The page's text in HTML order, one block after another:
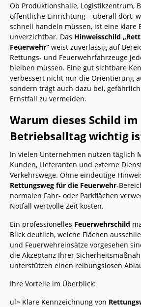
Ob Produktionshalle, Logistikzentrum,
öffentliche Einrichtung – überall dort,
schnell handeln müssen, ist eine klare
unverzichtbar. Das Hinweisschild
Feuerwehr“ weist zuverlässig auf
Rettungs- und Feuerwehrfahrzeuge
bleiben müssen. Eine gut sichtbare
verbessert nicht nur die Orientierung
sondern trägt auch dazu bei,
Ernstfall zu vermeiden.
Warum dieses Schild im
Betriebsalltag wichtig
In vielen Unternehmen nutzen täglich
Kunden, Lieferanten und externe
Verkehrswege. Ohne eindeutige
Rettungsweg für die Feuerwehr-
normalen Fahr- oder Parkflächen
Notfall wertvolle Zeit kosten.
Ein professionelles Feuerwehrschild
Blick deutlich, welche Flächen
und Feuerwehreinsätze vorgesehen
die Akzeptanz Ihrer
unterstützen einen reibungslosen
Ihre Vorteile im Überblick:
ul> Klare Kennzeichnung von